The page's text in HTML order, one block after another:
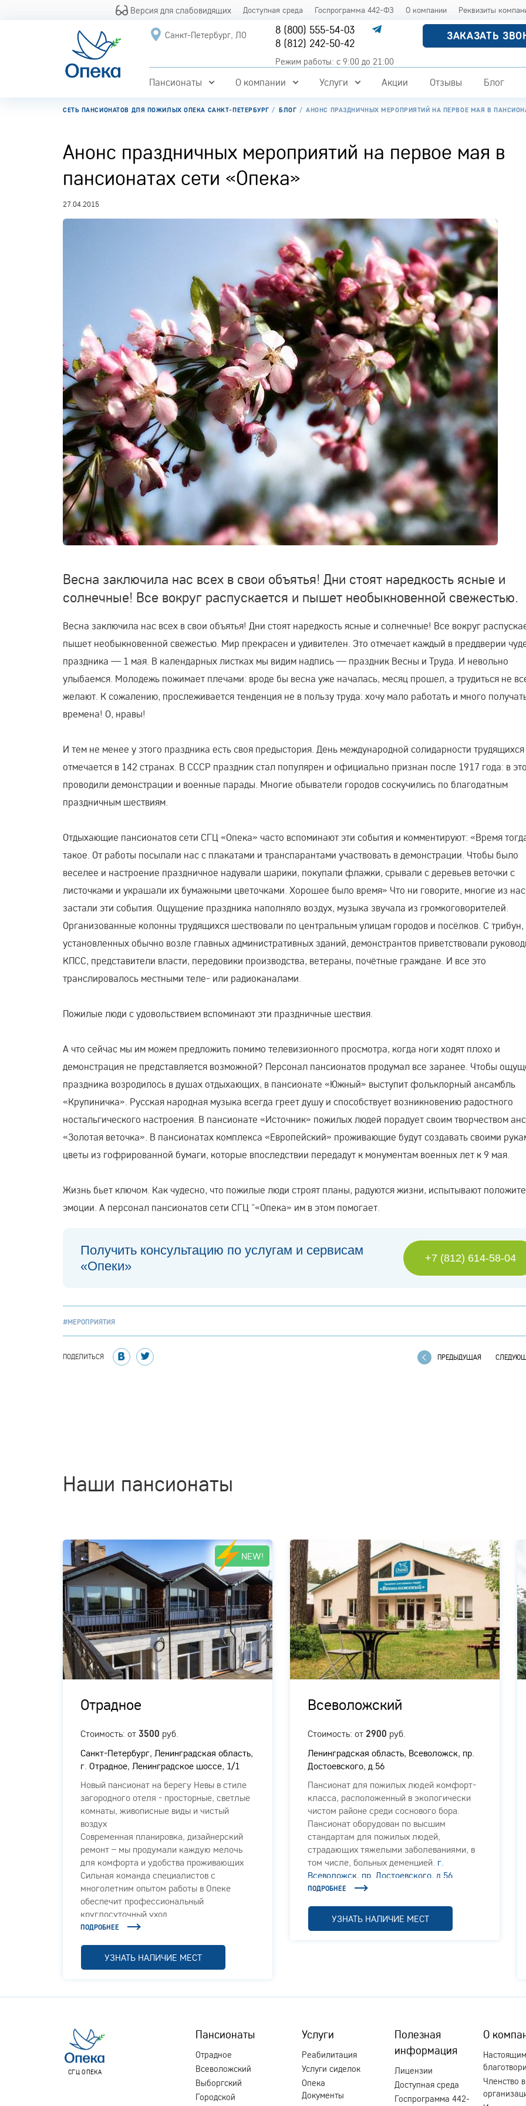
Версия для слабовидящих Доступная среда Госпрограмма 442-ФЗ О компании Реквизиты
Санкт-Петербург, ЛО
8 (800) 555-54-03
8 (812) 242-50-42
Режим работы: с 9:00 до 21:00
ЗАКАЗАТЬ
Пансионаты О компании Услуги Акции Отзывы Блог
СЕТЬ ПАНСИОНАТОВ ДЛЯ ПОЖИЛЫХ ОПЕКА САНКТ-ПЕТЕРБУРГ БЛОГ АНОНС ПРАЗДНИЧНЫХ МЕРОПРИЯТИЙ НА ПЕРВОЕ МАЯ В
Анонс праздничных мероприятий на первое мая в
пансионатах сети «Опека»
27.04.2015
Весна заключила нас всех в свои объятья! Дни стоят наредкость ясные и
солнечные! Все вокруг распускается и пышет необыкновенной свежестью.
Весна заключила нас всех в свои объятья! Дни стоят наредкость ясные и солнечные! Все вокруг
пышет необыкновенной свежестью. Мир прекрасен и удивителен. Это отмечает каждый в преддверии
праздника — 1 мая. В календарных листках мы видим надпись — праздник Весны и Труда. И невольно
улыбаемся. Молодежь пожимает плечами: вроде бы весна уже началась, месяц прошел, а трудиться не
желают. К сожалению, прослеживается тенденция не в пользу труда: хочу мало работать и много
времена! О, нравы!
И тем не менее у этого праздника есть своя предыстория. День международной солидарности трудящихся
отмечается в 142 странах. В СССР праздник стал популярен и официально признан после 1917 года: в
проводили демонстрации и военные парады. Многие обыватели городов соскучились по благодатным
праздничным шествиям.
Отдыхающие пансионатов сети СГЦ «Опека» часто вспоминают эти события и комментируют: «Время
такое. От работы посылали нас с плакатами и транспарантами участвовать в демонстрации. Чтобы было
веселее и настроение праздничное надували шарики, покупали флажки, срывали с деревьев веточки с
листочками и украшали их бумажными цветочками. Хорошее было время» Что ни говорите, многие из нас
застали эти события. Ощущение праздника наполняло воздух, музыка звучала из громкоговорителей.
Организованные колонны трудящихся шествовали по центральным улицам городов и посёлков. С трибун,
установленных обычно возле главных административных зданий, демонстрантов приветствовали
КПСС, представители власти, передовики производства, ветераны, почётные граждане. И все это
транслировалось местными теле- или радиоканалами.
Пожилые люди с удовольствием вспоминают эти праздничные шествия.
А что сейчас мы им можем предложить помимо телевизионного просмотра, когда ноги ходят плохо и
демонстрация не представляется возможной? Персонал пансионатов продумал все заранее. Чтобы
праздника возродилось в душах отдыхающих, в пансионате «Южный» выступит фольклорный ансамбль
«Крупиничка». Русская народная музыка всегда греет душу и способствует возникновению радостного
ностальгического настроения. В пансионате «Источник» пожилых людей порадует своим творчеством
«Золотая веточка». В пансионатах комплекса «Европейский» проживающие будут создавать своими
цветы из гофрированной бумаги, которые впоследствии передадут к монументам военных лет к 9 мая.
Жизнь бьет ключом. Как чудесно, что пожилые люди строят планы, радуются жизни, испытывают
эмоции. А персонал пансионатов сети СГЦ "«Опека» им в этом помогает.
Получить консультацию по услугам и сервисам
«Опеки»
+7 (812) 614-58-04
#МЕРОПРИЯТИЯ
ПОДЕЛИТЬСЯ ПРЕДЫДУЩАЯ
Наши пансионаты
NEW!
Отрадное
Стоимость: от 3500 руб.
Санкт-Петербург, Ленинградская область,
г. Отрадное, Ленинградское шоссе, 1/1
Новый пансионат на берегу Невы в стиле
загородного отеля - просторные, светлые
комнаты, живописные виды и чистый
воздух
Современная планировка, дизайнерский
ремонт – мы продумали каждую мелочь
для комфорта и удобства проживающих
Сильная команда специалистов с
многолетним опытом работы в Опеке
обеспечит профессиональный
круглосуточный уход
ПОДРОБНЕЕ
УЗНАТЬ НАЛИЧИЕ МЕСТ
Всеволожский
Стоимость: от 2900 руб.
Ленинградская область, Всеволожск, пр.
Достоевского, д.56
Пансионат для пожилых людей комфорт-
класса, расположенный в экологически
чистом районе среди соснового бора.
Пансионат оборудован по высшим
стандартам для пожилых людей,
страдающих тяжелыми заболеваниями, в
том числе, больных деменцией. г.
Всеволожск, пр. Достоевского, д.56
ПОДРОБНЕЕ
УЗНАТЬ НАЛИЧИЕ МЕСТ
СГЦ ОПЕКА
Пансионаты
Отрадное
Всеволожский
Выборгский
Городской
Услуги
Реабилитация
Услуги сиделок
Опека
Документы
Полезная
информация
Лицензии
Доступная среда
Госпрограмма 442-
О
Настоящим
Членство в